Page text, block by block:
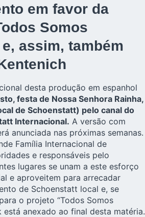
em favor da
Somos
assim, também
desta produção em espanhol
festa de Nossa Senhora Rainha,
de Schoenstatt) pelo canal do
Internacional. A versão com
anunciada nas próximas semanas.
Família Internacional de
e responsáveis pelo
lugares se unam a este esforço
e aproveitem para arrecadar
de Schoenstatt local e, se
o projeto “Todos Somos
está anexado ao final desta matéria.